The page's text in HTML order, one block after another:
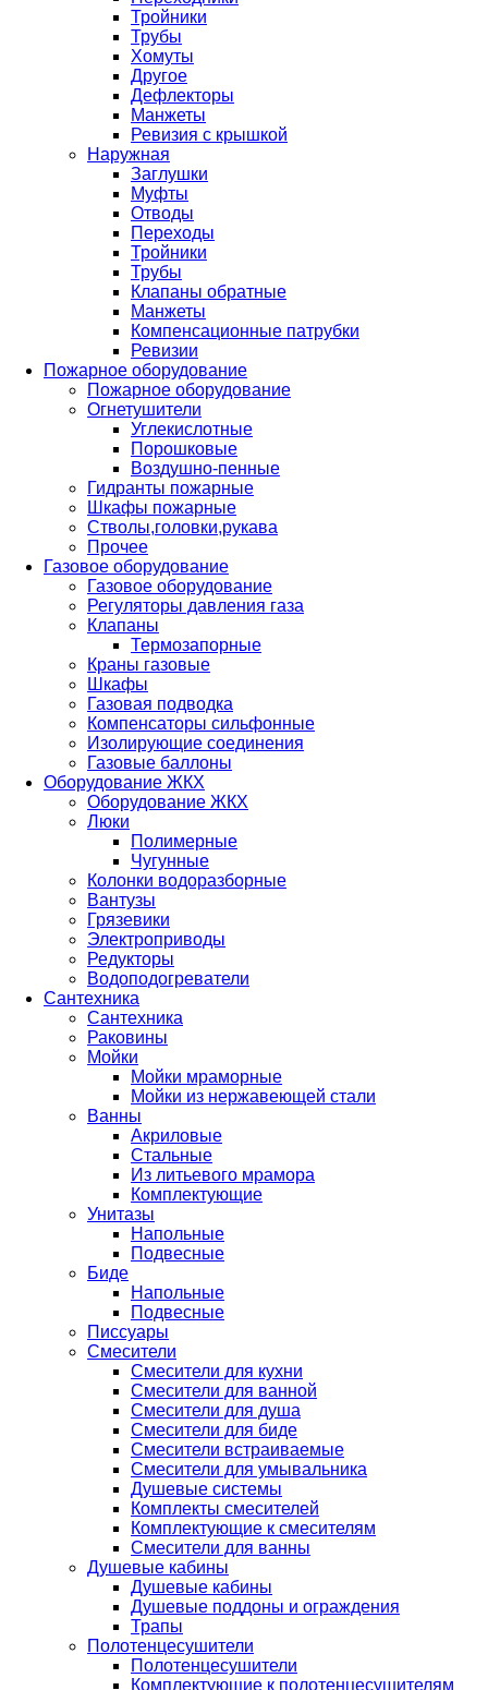
Тройники
Трубы
Хомуты
Другое
Дефлекторы
Манжеты
Ревизия с крышкой
Наружная
Заглушки
Муфты
Отводы
Переходы
Тройники
Трубы
Клапаны обратные
Манжеты
Компенсационные патрубки
Ревизии
Пожарное оборудование
Пожарное оборудование
Огнетушители
Углекислотные
Порошковые
Воздушно-пенные
Гидранты пожарные
Шкафы пожарные
Стволы,головки,рукава
Прочее
Газовое оборудование
Газовое оборудование
Регуляторы давления газа
Клапаны
Термозапорные
Краны газовые
Шкафы
Газовая подводка
Компенсаторы сильфонные
Изолирующие соединения
Газовые баллоны
Оборудование ЖКХ
Оборудование ЖКХ
Люки
Полимерные
Чугунные
Колонки водоразборные
Вантузы
Грязевики
Электроприводы
Редукторы
Водоподогреватели
Сантехника
Сантехника
Раковины
Мойки
Мойки мраморные
Мойки из нержавеющей стали
Ванны
Акриловые
Стальные
Из литьевого мрамора
Комплектующие
Унитазы
Напольные
Подвесные
Биде
Напольные
Подвесные
Писсуары
Смесители
Смесители для кухни
Смесители для ванной
Смесители для душа
Смесители для биде
Смесители встраиваемые
Смесители для умывальника
Душевые системы
Комплекты смесителей
Комплектующие к смесителям
Смесители для ванны
Душевые кабины
Душевые кабины
Душевые поддоны и ограждения
Трапы
Полотенцесушители
Полотенцесушители
Комплектующие к полотенцесушителям